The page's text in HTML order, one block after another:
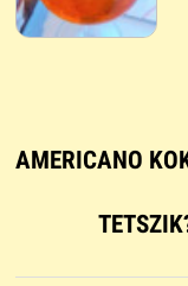
AMERICANO